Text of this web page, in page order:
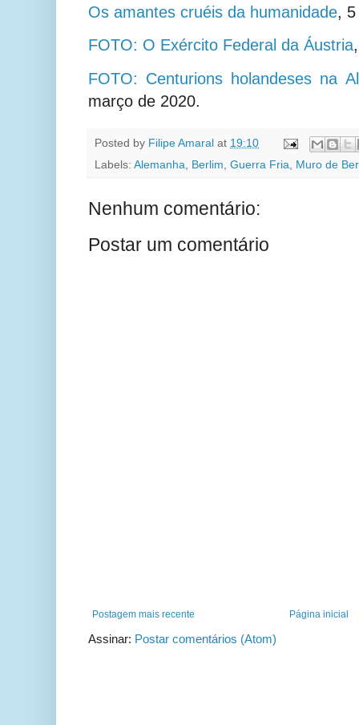
Os amantes cruéis da humanidade,
FOTO: O Exército Federal da Áustria
FOTO: Centurions holandeses na
março de 2020.
Posted by Filipe Amaral at 19:10
Labels: Alemanha, Berlim, Guerra Fria, Muro de
Nenhum comentário:
Postar um comentário
Postagem mais recente Página inicial
Assinar: Postar comentários (Atom)